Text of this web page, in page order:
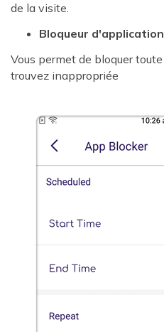
de la visite.
Bloqueur
Vous permet de bloquer
trouvez inappropriée